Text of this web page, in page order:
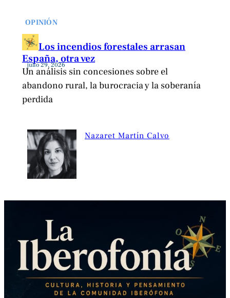
OPINIÓN
Los incendios forestales arrasan
España, otra vez
julio 29, 2026
Un análisis sin concesiones sobre el
abandono rural, la burocracia y la soberanía
perdida
Nazaret Martín Calvo